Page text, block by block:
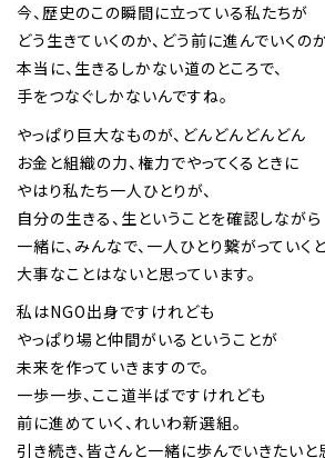
今、歴史のこの瞬間に立っている私たちが
どう生きていくのか、どう前に進んでいくのか
本当に、生きるしかない道のところで、
手をつなぐしかないんですね。
やっぱり巨大なものが、どんどんどんどん
お金と組織の力、権力でやってくるときに
やはり私たち一人ひとりが、
自分の生きる、生ということを確認しながら
一緒に、みんなで、一人ひとり繋がっていく
大事なことはないと思っています。
私はNGO出身ですけれども
やっぱり場と仲間がいるということが
未来を作っていきますので。
一歩一歩、ここ道半ばですけれども
前に進めていく、れいわ新選組。
引き続き、皆さんと一緒に歩んでいきたいと